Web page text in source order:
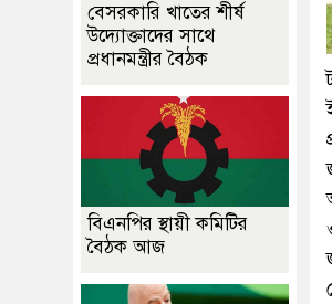
বেসরকারি খাতের শীর্ষ
উদ্যোক্তাদের সাথে
প্রধানমন্ত্রীর বৈঠক
বিএনপির স্থায়ী কমিটির
বৈঠক আজ